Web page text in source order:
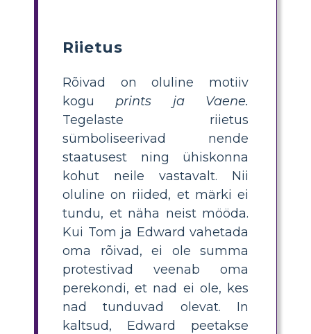
Riietus
Rõivad on oluline motiiv
kogu prints ja Vaene.
Tegelaste riietus
sümboliseerivad nende
staatusest ning ühiskonna
kohut neile vastavalt. Nii
oluline on riided, et märki ei
tundu, et näha neist mööda.
Kui Tom ja Edward vahetada
oma rõivad, ei ole summa
protestivad veenab oma
perekondi, et nad ei ole, kes
nad tunduvad olevat. In
kaltsud, Edward peetakse